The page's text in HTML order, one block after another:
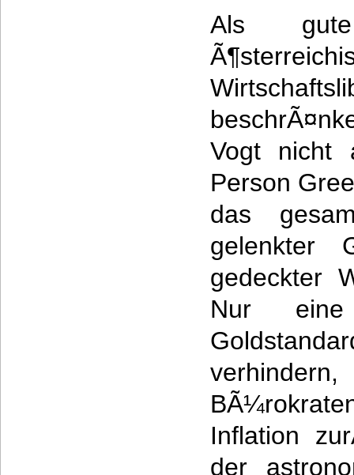
Als
Vogt nicht
Person
das
gelenkter
gedeckter
Nur
Inflation
der